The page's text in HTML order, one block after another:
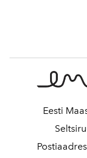
Eesti